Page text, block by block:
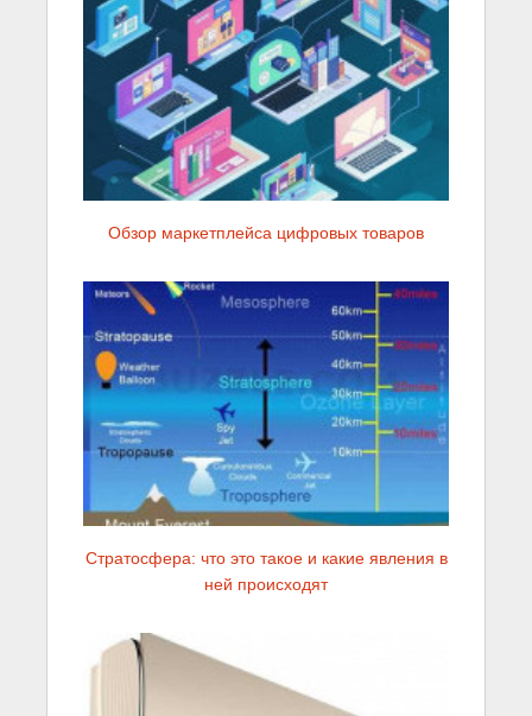
Обзор маркетплейса цифровых товаров
Стратосфера: что это такое и какие явления в
ней происходят